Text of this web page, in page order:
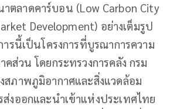
ตลาดคาร์บอน (Low Carbon City
Development) อย่างเต็มรูป
รนี้เป็นโครงการที่บูรณาการความ
ส่วน โดยกระทรวงการคลัง กรม
สภาพภูมิอากาศและสิ่งแวดล้อม
ส่งออกและนำเข้าแห่งประเทศไทย